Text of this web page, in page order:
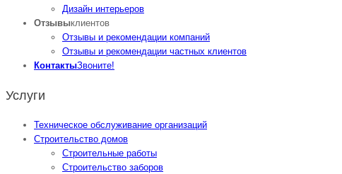
Дизайн интерьеров
Отзывыклиентов
Отзывы и рекомендации компаний
Отзывы и рекомендации частных клиентов
КонтактыЗвоните!
Услуги
Техническое обслуживание организаций
Cтроительство домов
Строительные работы
Строительство заборов